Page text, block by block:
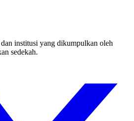
institusi yang dikumpulkan oleh
sedekah.